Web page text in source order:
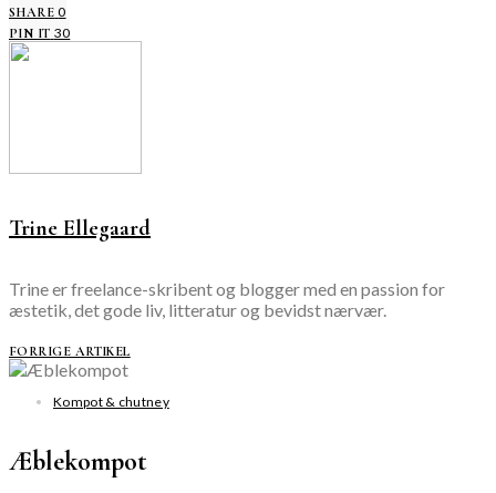
SHARE 0
PIN IT 30
Trine Ellegaard
Trine er freelance-skribent og blogger med en passion for
æstetik, det gode liv, litteratur og bevidst nærvær.
FORRIGE ARTIKEL
Kompot & chutney
Æblekompot